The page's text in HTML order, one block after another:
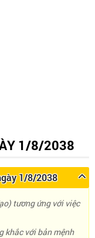
1/8/2038
1/8/2038
tương ứng với việc
khắc với bản mệnh